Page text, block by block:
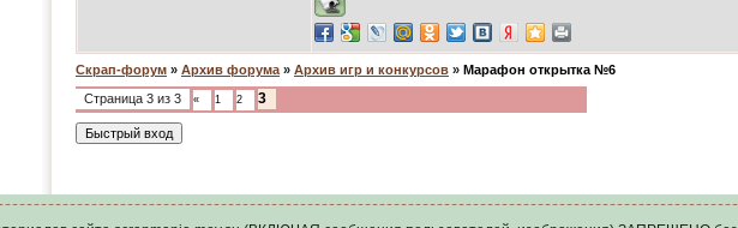
Скрап-форум » Архив форума » Архив игр и конкурсов » Марафон открытка №6
Страница 3 из 3 « 1 2
3